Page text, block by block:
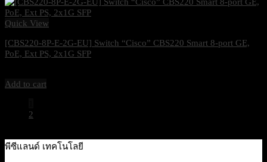
Quick View
[CBS220-8P-E-2G-EU] Switch “Cisco” CBS220 Smart 8-port GE,
PoE, Ext PS, 2x1G SFP
Add to cart
2
พีซีแลนด์ เทคโนโลยี